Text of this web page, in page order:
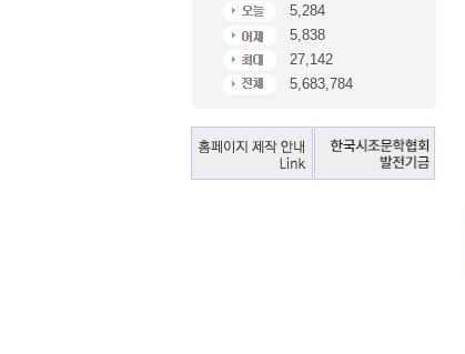
5,284
5,838
27,142
5,683,784